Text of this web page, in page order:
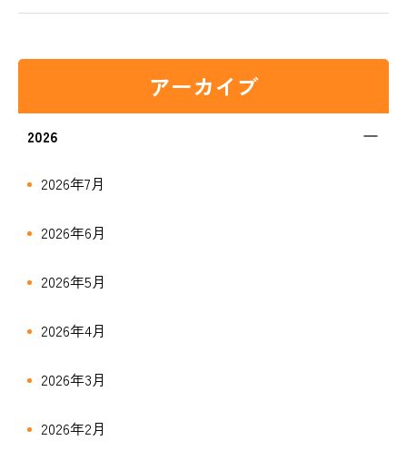
アーカイブ
2026
2026年7月
2026年6月
2026年5月
2026年4月
2026年3月
2026年2月